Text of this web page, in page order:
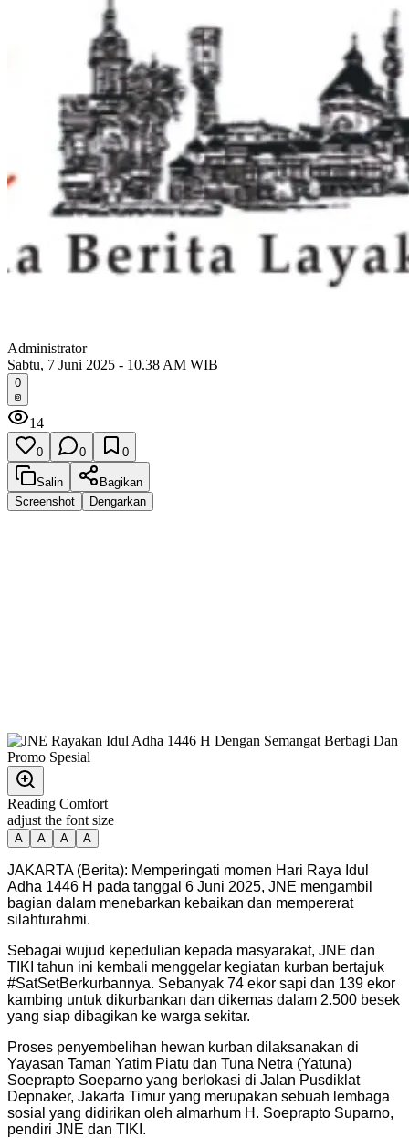
Administrator
Sabtu, 7 Juni 2025 - 10.38 AM WIB
0
14
0 0 0
Salin
Bagikan
Screenshot
Dengarkan
Reading Comfort
adjust the font size
A A A A
JAKARTA (Berita): Memperingati momen Hari Raya Idul
Adha 1446 H pada tanggal 6 Juni 2025, JNE mengambil
bagian dalam menebarkan kebaikan dan mempererat
silahturahmi.
Sebagai wujud kepedulian kepada masyarakat, JNE dan
TIKI tahun ini kembali menggelar kegiatan kurban bertajuk
#SatSetBerkurbannya. Sebanyak 74 ekor sapi dan 139 ekor
kambing untuk dikurbankan dan dikemas dalam 2.500 besek
yang siap dibagikan ke warga sekitar.
Proses penyembelihan hewan kurban dilaksanakan di
Yayasan Taman Yatim Piatu dan Tuna Netra (Yatuna)
Soeprapto Soeparno yang berlokasi di Jalan Pusdiklat
Depnaker, Jakarta Timur yang merupakan sebuah lembaga
sosial yang didirikan oleh almarhum H. Soeprapto Suparno,
pendiri JNE dan TIKI.